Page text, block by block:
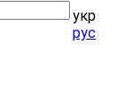
укр
рус